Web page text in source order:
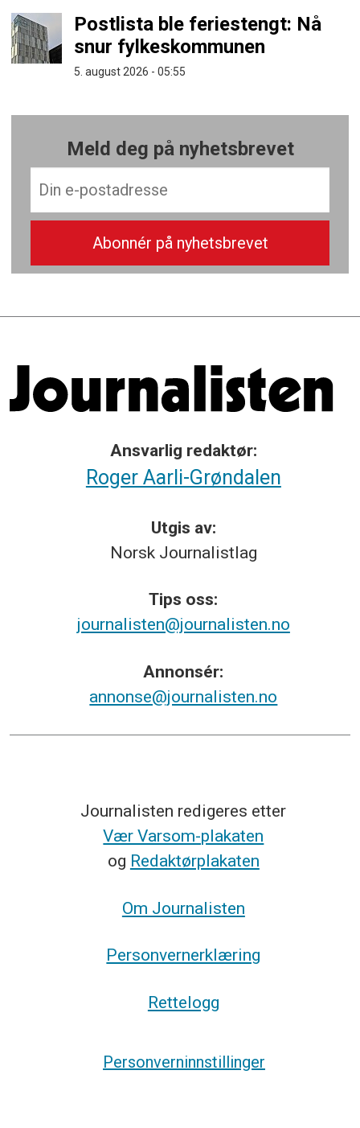
Postlista ble feriestengt: Nå
snur fylkeskommunen
5. august 2026 - 05:55
Meld deg på nyhetsbrevet
Ansvarlig redaktør:
Roger Aarli-Grøndalen
Utgis av:
Norsk Journalistlag
Tips oss:
journalisten@journalisten.no
Annonsér:
annonse@journalisten.no
Journalisten redigeres etter
Vær Varsom-plakaten
og Redaktørplakaten
Om Journalisten
Personvernerklæring
Rettelogg
Personverninnstillinger